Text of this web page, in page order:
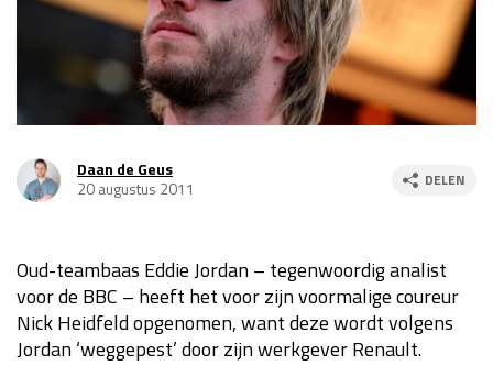
za 13:00 - 15:00
GP VERENIGDE STATEN 2026 23 - 25 okt
GP SÃO PAULO 2026 06 - 08 nov
Kwalificatie
za 19:00 - 20:00
Race
zo 18:00 - 20:00
Daan de Geus
20 augustus 2011
DELEN
Oud-teambaas Eddie Jordan – tegenwoordig analist
voor de BBC – heeft het voor zijn voormalige coureur
Nick Heidfeld opgenomen, want deze wordt volgens
Jordan ‘weggepest’ door zijn werkgever Renault.